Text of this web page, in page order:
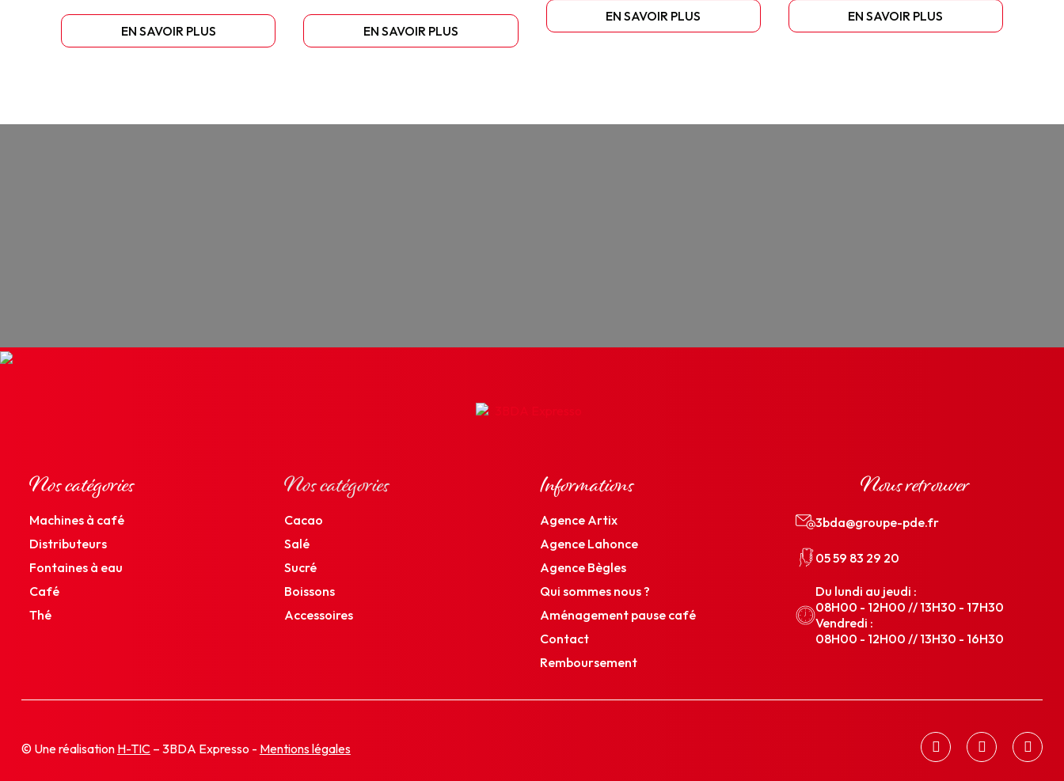
EN SAVOIR PLUS EN SAVOIR PLUS
EN SAVOIR PLUS EN SAVOIR PLUS
Nos catégories
Machines à café
Distributeurs
Fontaines à eau
Café
Thé
Nos catégories
Cacao
Salé
Sucré
Boissons
Accessoires
Informations
Agence Artix
Agence Lahonce
Agence Bègles
Qui sommes nous ?
Aménagement pause café
Contact
Remboursement
Nous retrouver
3bda@groupe-pde.fr
05 59 83 29 20
Du lundi au jeudi :
08H00 - 12H00 // 13H30 - 17H30
Vendredi :
08H00 - 12H00 // 13H30 - 16H30
© Une réalisation H-TIC– 3BDA Expresso - Mentions légales